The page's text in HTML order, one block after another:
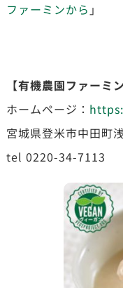
ファーミンから 」
【有機農園ファーミ
ホームページ：
宮城県登米市中田町
tel 0220-34-7113